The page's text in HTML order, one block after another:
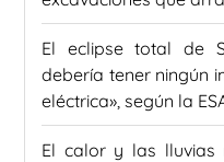
El eclipse total de
debería tener ningún
eléctrica», según la
El calor y las lluvias